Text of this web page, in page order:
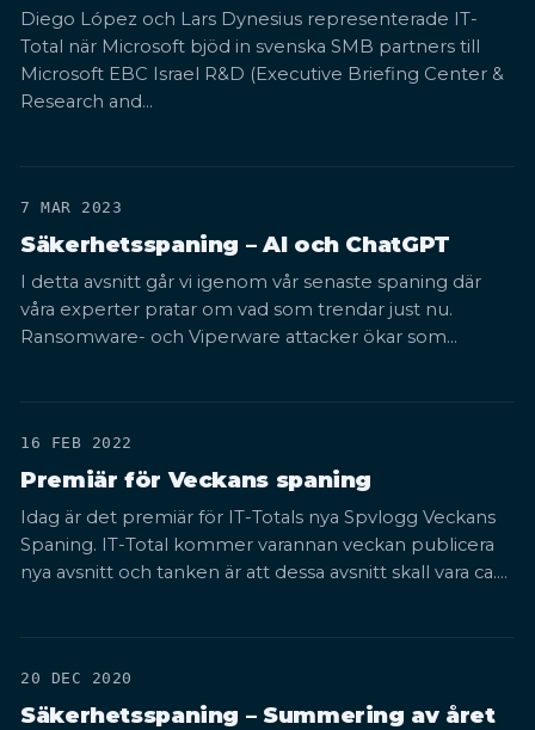
Diego López och Lars Dynesius representerade IT-
Total när Microsoft bjöd in svenska SMB partners till
Microsoft EBC Israel R&D (Executive Briefing Center &
Research and…
7 MAR 2023
Säkerhetsspaning – AI och ChatGPT
I detta avsnitt går vi igenom vår senaste spaning där
våra experter pratar om vad som trendar just nu.
Ransomware- och Viperware attacker ökar som…
16 FEB 2022
Premiär för Veckans spaning
Idag är det premiär för IT-Totals nya Spvlogg Veckans
Spaning. IT-Total kommer varannan veckan publicera
nya avsnitt och tanken är att dessa avsnitt skall vara ca.…
20 DEC 2020
Säkerhetsspaning – Summering av året